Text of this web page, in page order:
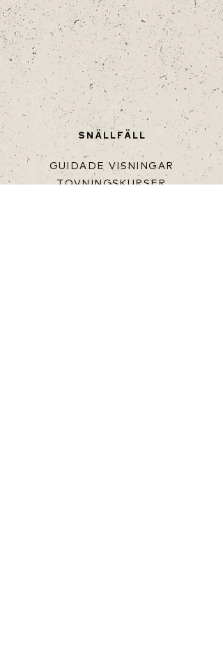
SNÄLLFÄLL
GUIDADE VISNINGAR
TOVNINGSKURSER